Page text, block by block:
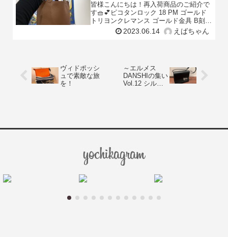
皆様こんにちは！再入荷商品のご紹介で
す🧺💕ピコタンロック 18 PM ゴールド
トリヨンクレマンス ゴールド金具 B刻印
新品丸いフォルムが可愛らしく、特に女
性から人気の「ピコタン」。ファスナー
2023.06.14 えばちゃん
ヴィドポッシ
ュで素敵な旅
を！
～エルメス
DANSHIの集い
Vol.12 シルバ